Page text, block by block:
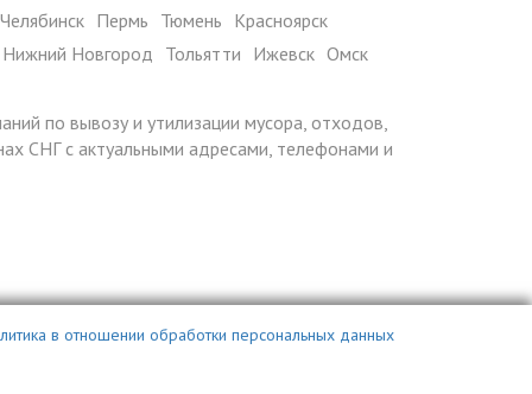
Челябинск Пермь Тюмень Красноярск
Нижний Новгород Тольятти Ижевск Омск
по вывозу и утилизации мусора, отходов,
СНГ с актуальными адресами, телефонами и
в отношении обработки персональных данных